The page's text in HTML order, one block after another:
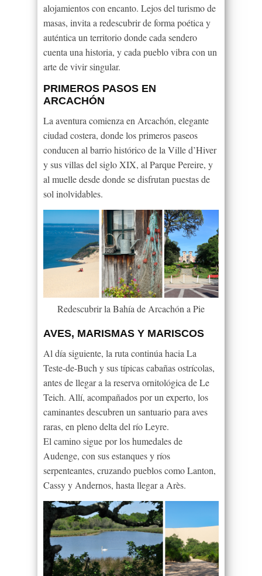
alojamientos con encanto. Lejos del turismo de
masas, invita a redescubrir de forma poética y
auténtica un territorio donde cada sendero
cuenta una historia, y cada pueblo vibra con un
arte de vivir singular.
PRIMEROS PASOS EN
ARCACHÓN
La aventura comienza en Arcachón, elegante
ciudad costera, donde los primeros paseos
conducen al barrio histórico de la Ville d’Hiver
y sus villas del siglo XIX, al Parque Pereire, y
al muelle desde donde se disfrutan puestas de
sol inolvidables.
Redescubrir la Bahía de Arcachón a Pie
AVES, MARISMAS Y MARISCOS
Al día siguiente, la ruta continúa hacia La
Teste-de-Buch y sus típicas cabañas ostrícolas,
antes de llegar a la reserva ornitológica de Le
Teich. Allí, acompañados por un experto, los
caminantes descubren un santuario para aves
raras, en pleno delta del río Leyre.
El camino sigue por los humedales de
Audenge, con sus estanques y ríos
serpenteantes, cruzando pueblos como Lanton,
Cassy y Andernos, hasta llegar a Arès.